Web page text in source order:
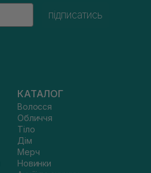
підписатись
КАТАЛОГ
Волосся
Обличчя
Тіло
Дім
Мерч
Новинки